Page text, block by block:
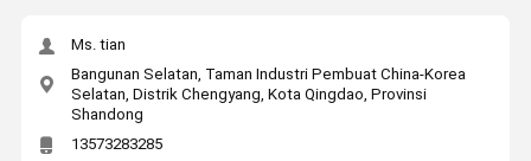
Ms. tian
Bangunan Selatan, Taman Industri Pembuat China-Korea
Selatan, Distrik Chengyang, Kota Qingdao, Provinsi
Shandong
13573283285